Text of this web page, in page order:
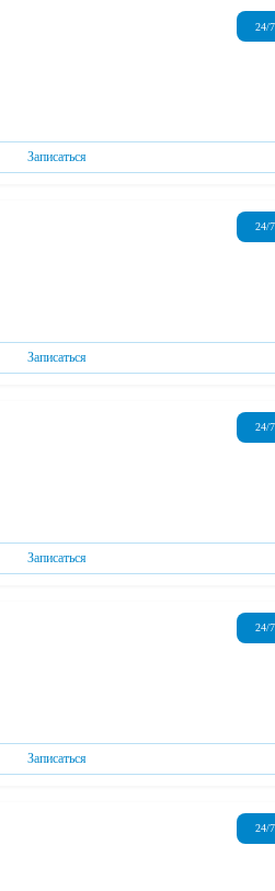
24/7
Записаться
24/7
Записаться
24/7
Записаться
24/7
Записаться
24/7